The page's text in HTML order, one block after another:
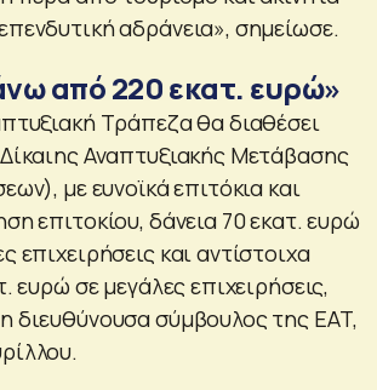
αδράνεια», σημείωσε.
από 220 εκατ. ευρώ»
Τράπεζα θα διαθέσει
Αναπτυξιακής Μετάβασης
με ευνοϊκά επιτόκια και
επιτοκίου, δάνεια 70 εκατ. ευρώ
επιχειρήσεις και αντίστοιχα
ευρώ σε μεγάλες επιχειρήσεις,
διευθύνουσα σύμβουλος της ΕΑΤ,